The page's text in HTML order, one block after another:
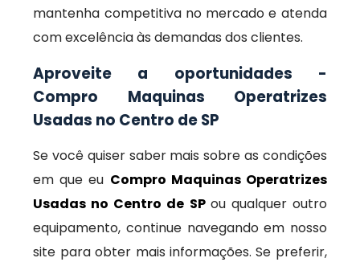
mantenha competitiva no mercado e atenda
com excelência às demandas dos clientes.
Aproveite a oportunidades -
Compro Maquinas Operatrizes
Usadas no Centro de SP
Se você quiser saber mais sobre as condições
em que eu Compro Maquinas Operatrizes
Usadas no Centro de SP ou qualquer outro
equipamento, continue navegando em nosso
site para obter mais informações. Se preferir,